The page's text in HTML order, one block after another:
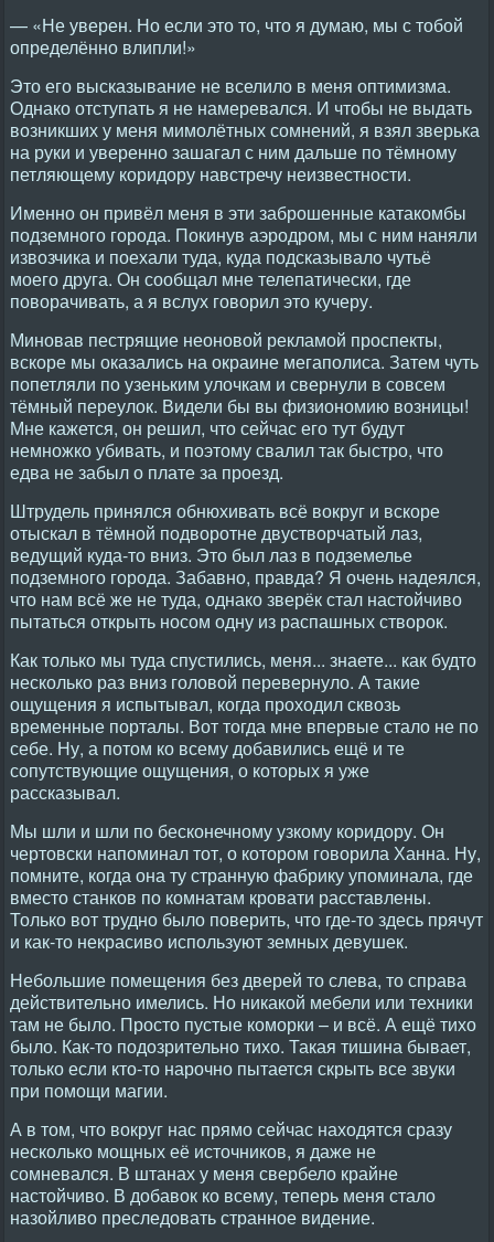
— «Не уверен. Но если это то, что я думаю, мы с тобой
определённо влипли!»
Это его высказывание не вселило в меня оптимизма.
Однако отступать я не намеревался. И чтобы не выдать
возникших у меня мимолётных сомнений, я взял зверька
на руки и уверенно зашагал с ним дальше по тёмному
петляющему коридору навстречу неизвестности.
Именно он привёл меня в эти заброшенные катакомбы
подземного города. Покинув аэродром, мы с ним наняли
извозчика и поехали туда, куда подсказывало чутьё
моего друга. Он сообщал мне телепатически, где
поворачивать, а я вслух говорил это кучеру.
Миновав пестрящие неоновой рекламой проспекты,
вскоре мы оказались на окраине мегаполиса. Затем чуть
попетляли по узеньким улочкам и свернули в совсем
тёмный переулок. Видели бы вы физиономию возницы!
Мне кажется, он решил, что сейчас его тут будут
немножко убивать, и поэтому свалил так быстро, что
едва не забыл о плате за проезд.
Штрудель принялся обнюхивать всё вокруг и вскоре
отыскал в тёмной подворотне двустворчатый лаз,
ведущий куда-то вниз. Это был лаз в подземелье
подземного города. Забавно, правда? Я очень надеялся,
что нам всё же не туда, однако зверёк стал настойчиво
пытаться открыть носом одну из распашных створок.
Как только мы туда спустились, меня... знаете... как будто
несколько раз вниз головой перевернуло. А такие
ощущения я испытывал, когда проходил сквозь
временные порталы. Вот тогда мне впервые стало не по
себе. Ну, а потом ко всему добавились ещё и те
сопутствующие ощущения, о которых я уже
рассказывал.
Мы шли и шли по бесконечному узкому коридору. Он
чертовски напоминал тот, о котором говорила Ханна. Ну,
помните, когда она ту странную фабрику упоминала, где
вместо станков по комнатам кровати расставлены.
Только вот трудно было поверить, что где-то здесь прячут
и как-то некрасиво используют земных девушек.
Небольшие помещения без дверей то слева, то справа
действительно имелись. Но никакой мебели или техники
там не было. Просто пустые коморки – и всё. А ещё тихо
было. Как-то подозрительно тихо. Такая тишина бывает,
только если кто-то нарочно пытается скрыть все звуки
при помощи магии.
А в том, что вокруг нас прямо сейчас находятся сразу
несколько мощных её источников, я даже не
сомневался. В штанах у меня свербело крайне
настойчиво. В добавок ко всему, теперь меня стало
назойливо преследовать странное видение.